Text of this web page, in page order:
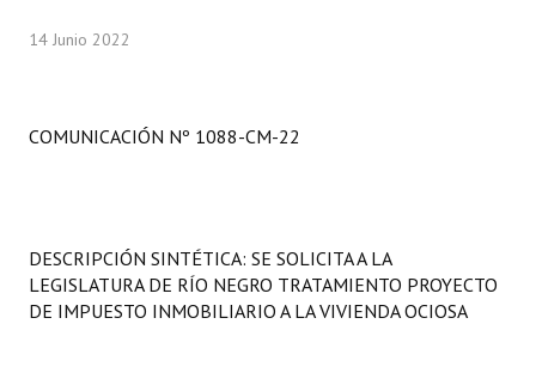
LEGISLACIÓN
Constitución Nacional
14 Junio 2022
COMUNICACIÓN Nº 1088-CM-22
DESCRIPCIÓN SINTÉTICA: SE SOLICITA A LA
LEGISLATURA DE RÍO NEGRO TRATAMIENTO PROYECTO
DE IMPUESTO INMOBILIARIO A LA VIVIENDA OCIOSA